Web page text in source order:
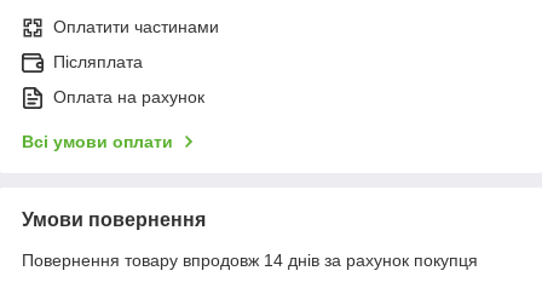
Оплатити частинами
Післяплата
Оплата на рахунок
Всі умови оплати
Умови повернення
Повернення товару впродовж 14 днів за рахунок покупця